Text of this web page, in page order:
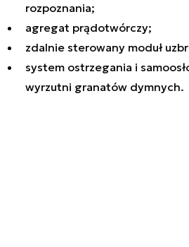
rozpoznania;
agregat prądotwórczy;
zdalnie sterowany moduł
system ostrzegania i
wyrzutni granatów dymnych.